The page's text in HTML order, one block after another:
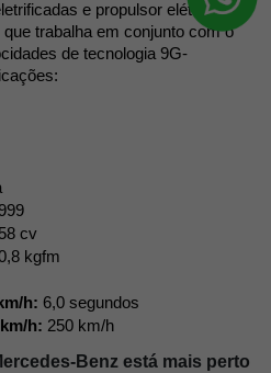
e propulsor elétrico,
trabalha em conjunto com o
de tecnologia 9G-
cv
kgfm
h: 6,0 segundos
h: 250 km/h
Benz está mais perto